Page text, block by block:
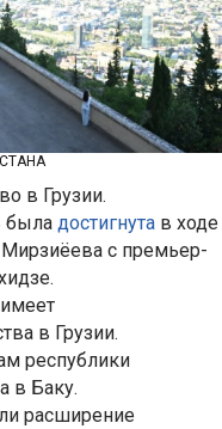
в Грузии.
была достигнута в ходе
с премьер-
в Грузии.
республики
в Баку.
расширение